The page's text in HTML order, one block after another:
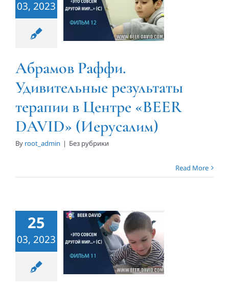
03, 2023
терапии в
Центре
«BEER
DAVID»
(Иерусалим)
Абрамов Раффи.
Удивительные результаты
терапии в Центре «BEER
DAVID» (Иерусалим)
By root_admin | Без рубрики
Read More
25
03, 2023
Аутизм.
улучшения
после двух
сеансов в
Центре
«BEER